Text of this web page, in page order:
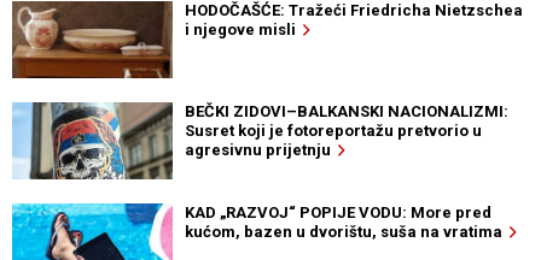
HODOČAŠĆE: Tražeći Friedricha Nietzschea
i njegove misli
BEČKI ZIDOVI–BALKANSKI NACIONALIZMI:
Susret koji je fotoreportažu pretvorio u
agresivnu prijetnju
KAD „RAZVOJ“ POPIJE VODU: More pred
kućom, bazen u dvorištu, suša na vratima